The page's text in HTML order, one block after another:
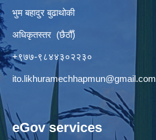
भुम बहादुर बुढाथोकी
अधिकृतस्तर (छैठौँ)
+९७७-९८४४३०२२३०
ito.likhuramechhapmun@gmail.com
eGov services